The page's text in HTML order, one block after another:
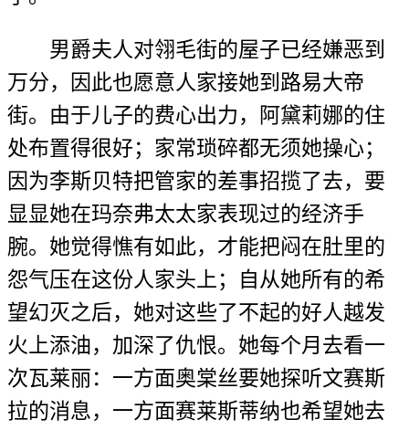
男爵夫人对翎毛街的屋子已经嫌恶到
万分，因此也愿意人家接她到路易大帝
街。由于儿子的费心出力，阿黛莉娜的住
处布置得很好；家常琐碎都无须她操心；
因为李斯贝特把管家的差事招揽了去，要
显显她在玛奈弗太太家表现过的经济手
腕。她觉得憔有如此，才能把闷在肚里的
怨气压在这份人家头上；自从她所有的希
望幻灭之后，她对这些了不起的好人越发
火上添油，加深了仇恨。她每个月去看一
次瓦莱丽：一方面奥棠丝要她探听文赛斯
拉的消息，一方面赛莱斯蒂纳也希望她去